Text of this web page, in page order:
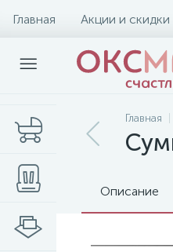
Главная Акции и скидки
Главная
Описание